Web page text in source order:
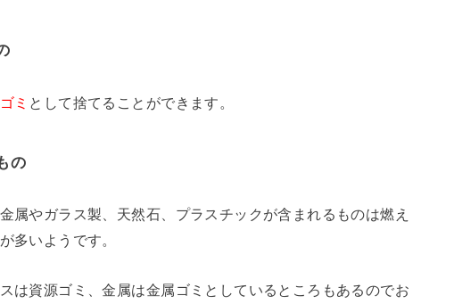
ミ として捨てることができます。
の
属やガラス製、天然石、プラスチックが含まれるものは燃え
多いようです。
は資源ゴミ、金属は金属ゴミとしているところもあるのでお